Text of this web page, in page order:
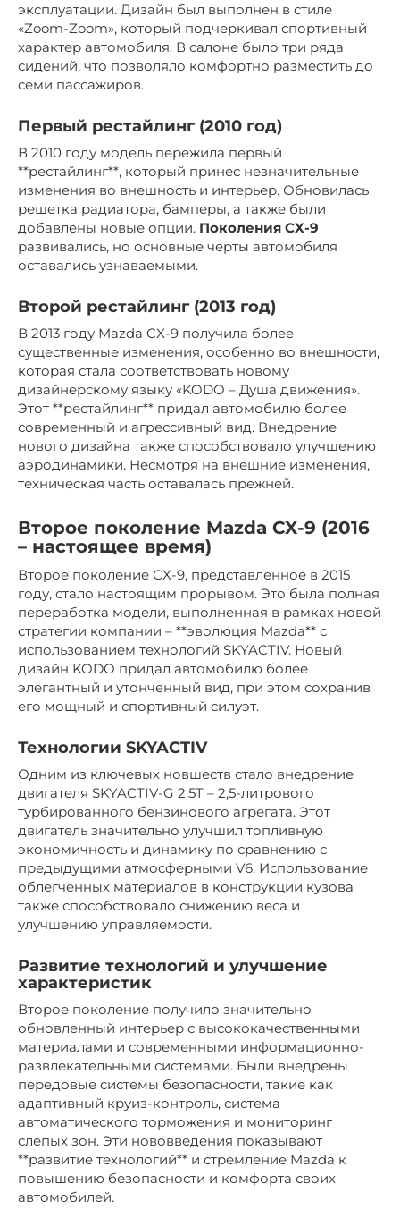
эксплуатации. Дизайн был выполнен в стиле
«Zoom-Zoom», который подчеркивал спортивный
характер автомобиля. В салоне было три ряда
сидений, что позволяло комфортно разместить до
семи пассажиров.
Первый рестайлинг (2010 год)
В 2010 году модель пережила первый
**рестайлинг**, который принес незначительные
изменения во внешность и интерьер. Обновилась
решетка радиатора, бамперы, а также были
добавлены новые опции. Поколения CX-9
развивались, но основные черты автомобиля
оставались узнаваемыми.
Второй рестайлинг (2013 год)
В 2013 году Mazda CX-9 получила более
существенные изменения, особенно во внешности,
которая стала соответствовать новому
дизайнерскому языку «KODO – Душа движения».
Этот **рестайлинг** придал автомобилю более
современный и агрессивный вид. Внедрение
нового дизайна также способствовало улучшению
аэродинамики. Несмотря на внешние изменения,
техническая часть оставалась прежней.
Второе поколение Mazda CX-9 (2016
– настоящее время)
Второе поколение CX-9, представленное в 2015
году, стало настоящим прорывом. Это была полная
переработка модели, выполненная в рамках новой
стратегии компании – **эволюция Mazda** с
использованием технологий SKYACTIV. Новый
дизайн KODO придал автомобилю более
элегантный и утонченный вид, при этом сохранив
его мощный и спортивный силуэт.
Технологии SKYACTIV
Одним из ключевых новшеств стало внедрение
двигателя SKYACTIV-G 2.5T – 2,5-литрового
турбированного бензинового агрегата. Этот
двигатель значительно улучшил топливную
экономичность и динамику по сравнению с
предыдущими атмосферными V6. Использование
облегченных материалов в конструкции кузова
также способствовало снижению веса и
улучшению управляемости.
Развитие технологий и улучшение
характеристик
Второе поколение получило значительно
обновленный интерьер с высококачественными
материалами и современными информационно-
развлекательными системами. Были внедрены
передовые системы безопасности, такие как
адаптивный круиз-контроль, система
автоматического торможения и мониторинг
слепых зон. Эти нововведения показывают
**развитие технологий** и стремление Mazda к
повышению безопасности и комфорта своих
автомобилей.